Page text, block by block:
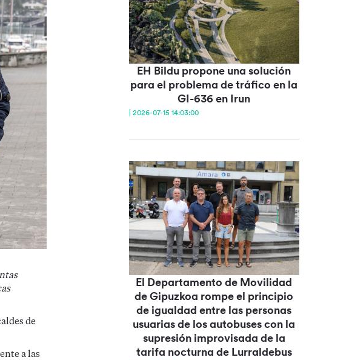
de
a las
EH Bildu propone una solución
para el problema de tráfico en la
GI-636 en Irun
| 2026-07-15 14:03:00
El Departamento de Movilidad
de Gipuzkoa rompe el principio
de igualdad entre las personas
usuarias de los autobuses con la
supresión improvisada de la
tarifa nocturna de Lurraldebus